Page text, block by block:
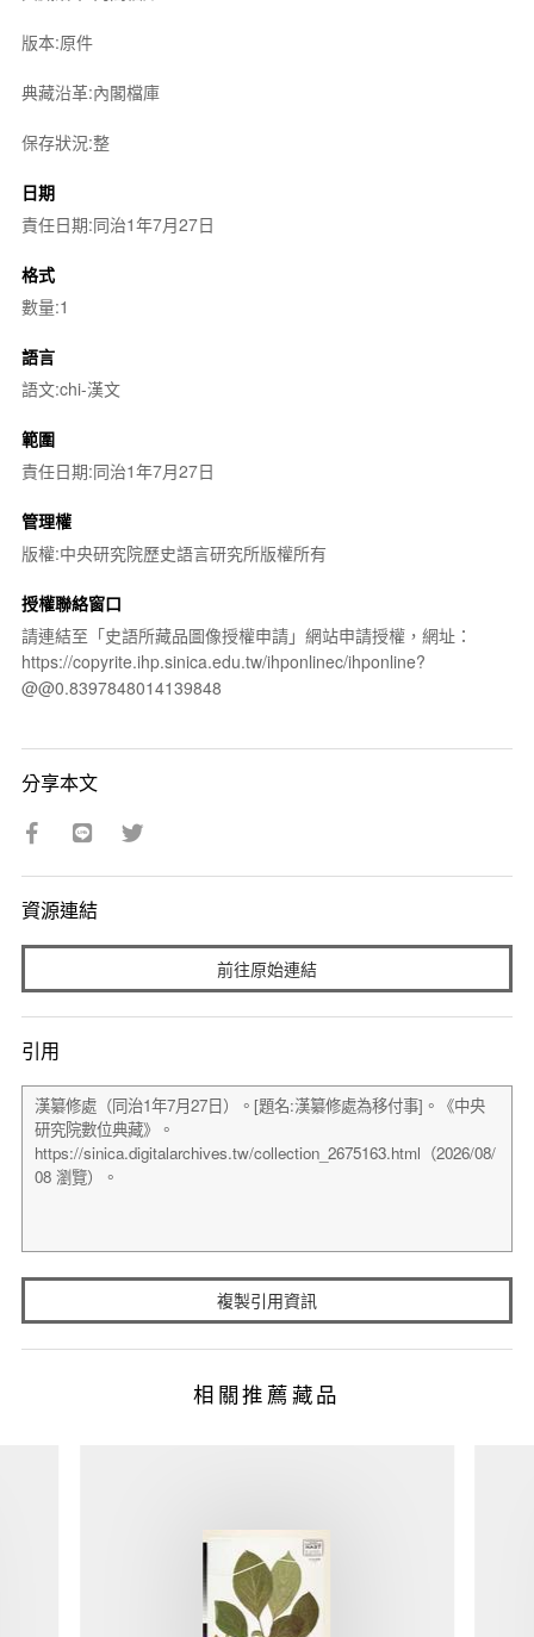
版本:原件
典藏沿革:內閣檔庫
保存狀況:整
日期
責任日期:同治1年7月27日
格式
數量:1
語言
語文:chi-漢文
範圍
責任日期:同治1年7月27日
管理權
版權:中央研究院歷史語言研究所版權所有
授權聯絡窗口
請連結至「史語所藏品圖像授權申請」網站申請授權，網址：
https://copyrite.ihp.sinica.edu.tw/ihponlinec/ihponline?
@@0.8397848014139848
分享本文
資源連結
前往原始連結
引用
複製引用資訊
相關推薦藏品